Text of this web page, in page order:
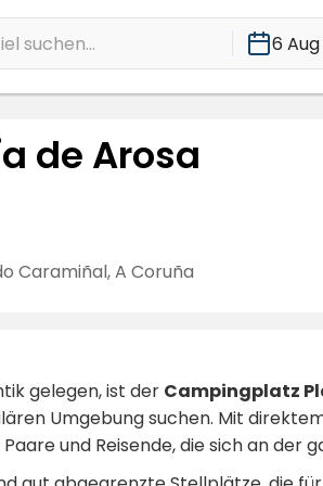
suchen... 6
de Arosa
Caramiñal, A Coruña
gelegen, ist der Campingplatz
Umgebung suchen. Mit
und Reisende, die sich an der